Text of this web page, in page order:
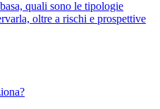
quali sono le tipologie
oltre a rischi e prospettive